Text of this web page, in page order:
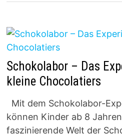
Schokolabor – Das
kleine Chocolatiers
Mit dem Schokolabor-
können Kinder ab 8
faszinierende Welt der